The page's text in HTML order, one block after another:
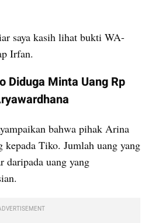
saya kasih lihat bukti WA-
Irfan.
Diduga Minta Uang Rp
bahwa pihak Arina
kepada Tiko. Jumlah uang yang
daripada uang yang